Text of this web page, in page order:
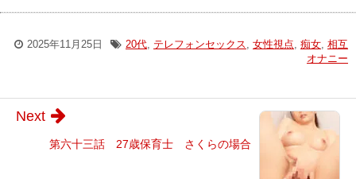
2025年11月25日 20代, テレフォンセックス, 女性視点, 痴女, 相互
オナニー
第六十三話 27歳保育士 さくらの場合
Next